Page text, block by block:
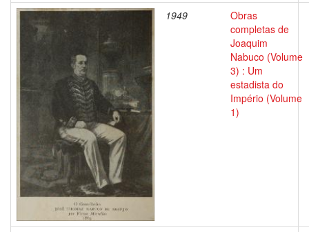
1949
Obras
completas de
Joaquim
Nabuco (Volume
3) : Um
estadista do
Império (Volume
1)